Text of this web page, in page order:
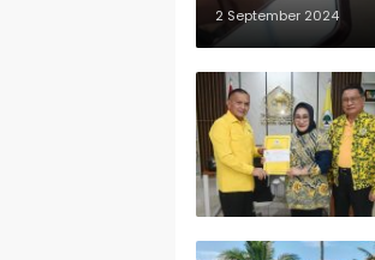
2 September 2024